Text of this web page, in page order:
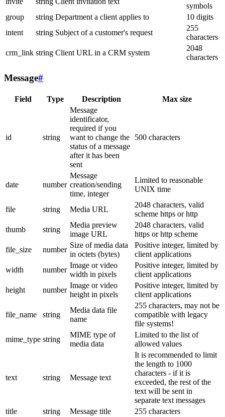
symbols
group
string Department a client applies to
10 digits
intent
string Subject of a customer's request
255
characters
crm_link string Client URL in a CRM system
2048
characters
Message#
Field Type Description Max size
id string
Message
identificator,
required if you
want to change the
status of a message
after it has been
sent
500 characters
date number
Message
creation/sending
time, integer
Limited to reasonable
UNIX time
file string Media URL
2048 characters, valid
scheme https or http
thumb
string
Media preview
image URL
2048 characters, valid
https or http scheme
file_size
number
Size of media data
in octets (bytes)
Positive integer, limited by
client applications
width
number
Image or video
width in pixels
Positive integer, limited by
client applications
height
number
Image or video
height in pixels
Positive integer, limited by
client applications
file_name string
Media data file
name
255 characters, may not be
compatible with legacy
file systems!
mime_type string
MIME type of
media data
Limited to the list of
allowed values
text string Message text
It is recommended to limit
the length to 1000
characters - if it is
exceeded, the rest of the
text will be sent in
separate text messages
title
string Message title
255 characters